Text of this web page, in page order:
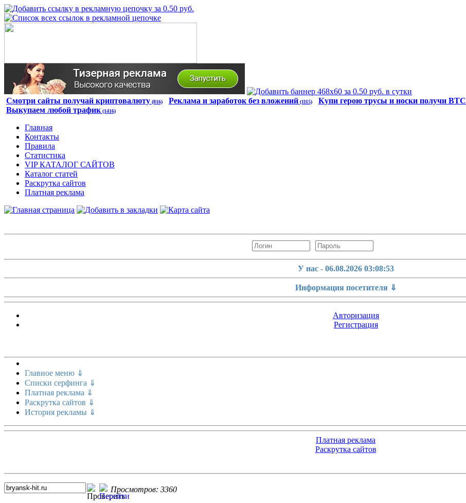
Смотри сайты получай криптовалюту (816) Реклама и заработок без вложений (1115) Купи герою трусы и носки получи BTC
Выкупаем любой трафик (1416)
Главная
Контакты
Правила
Статистика
VIP КАТАЛОГ САЙТОВ
Каталог статей
Раскрутка сайтов
Платная реклама
У нас - 06.08.2026 03:08:54
Информация посетителя ⇓
Авторизация
Регистрация
Главное меню ⇓
Списки серфинга ⇓
Платная реклама ⇓
Раскрутка сайтов ⇓
История рекламы ⇓
Платная реклама
Раскрутка сайтов
Просмотров: 3360